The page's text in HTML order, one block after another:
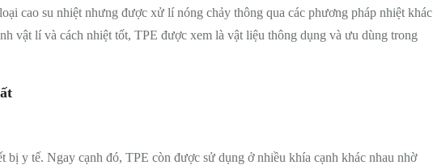
cao su nhiệt nhưng được xử lí nóng chảy thông qua các phương pháp nhiệt khác
vật lí và cách nhiệt tốt, TPE được xem là vật liệu thông dụng và ưu dùng trong
bị y tế. Ngay cạnh đó, TPE còn được sử dụng ở nhiều khía cạnh khác nhau nhờ